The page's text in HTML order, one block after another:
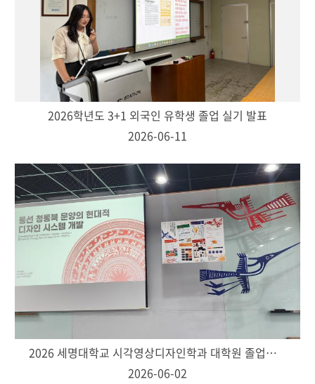
2026학년도 3+1 외국인 유학생 졸업 실기 발표
2026-06-11
2026 세명대학교 시각영상디자인학과 대학원 졸업작품 발표 및 전시
2026-06-02